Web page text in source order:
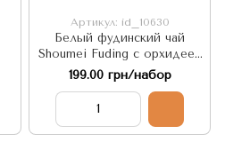
Артикул: id_10630
Белый фудинский чай
Shoumei Fuding с орхидеей
Dendrobium 5шт по 5г,
Китай
199.00 грн/набор